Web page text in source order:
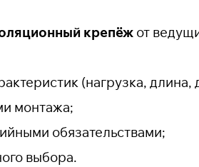
крепёж от
(нагрузка,
монтажа;
обязательствами;
выбора.